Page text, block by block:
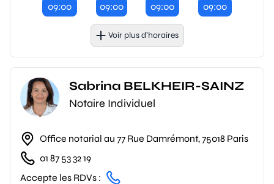
09:00
09:00
09:00
09:00
Voir plus d’horaires
Sabrina BELKHEIR-SAINZ
Notaire Individuel
Office notarial au 77 Rue Damrémont, 75018 Paris
01 87 53 32 19
Accepte les RDVs :